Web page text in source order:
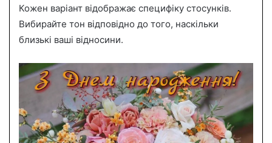
Кожен варіант відображає специфіку стосунків.
Вибирайте тон відповідно до того, наскільки
близькі ваші відносини.